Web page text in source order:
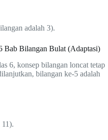
adalah 3).
Bab Bilangan Bulat (Adaptasi)
6, konsep bilangan loncat tetap
bilangan ke-5 adalah